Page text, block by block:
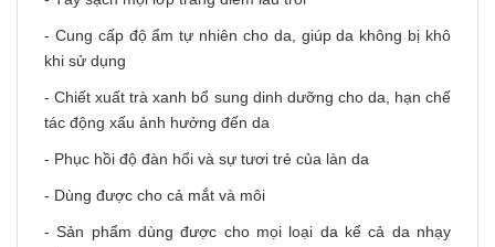
- Cung cấp độ ẩm tự nhiên cho da, giúp da không bị khô
khi sử dụng
- Chiết xuất trà xanh bổ sung dinh dưỡng cho da, hạn chế
tác động xấu ảnh hưởng đến da
- Phục hồi độ đàn hổi và sự tươi trẻ của làn da
- Dùng được cho cả mắt và môi
- Sản phẩm dùng được cho mọi loại da kể cả da nhạy